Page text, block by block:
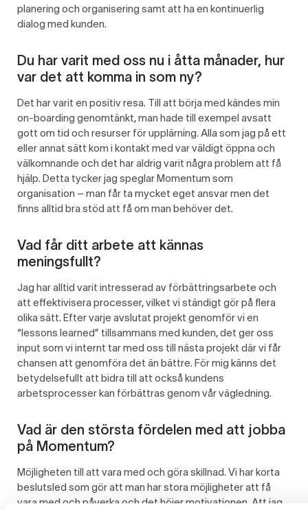
planering och organisering samt att ha en kontinuerlig
dialog med kunden.
Du har varit med oss nu i åtta månader, hur
var det att komma in som ny?
Det har varit en positiv resa. Till att börja med kändes min
on-boarding genomtänkt, man hade till exempel avsatt
gott om tid och resurser för upplärning. Alla som jag på ett
eller annat sätt kom i kontakt med var väldigt öppna och
välkomnande och det har aldrig varit några problem att få
hjälp. Detta tycker jag speglar Momentum som
organisation – man får ta mycket eget ansvar men det
finns alltid bra stöd att få om man behöver det.
Vad får ditt arbete att kännas
meningsfullt?
Jag har alltid varit intresserad av förbättringsarbete och
att effektivisera processer, vilket vi ständigt gör på flera
olika sätt. Efter varje avslutat projekt genomför vi en
“lessons learned” tillsammans med kunden, det ger oss
input som vi internt tar med oss till nästa projekt där vi får
chansen att genomföra det än bättre. För mig känns det
betydelsefullt att bidra till att också kundens
arbetsprocesser kan förbättras genom vår vägledning.
Vad är den största fördelen med att jobba
på Momentum?
Möjligheten till att vara med och göra skillnad. Vi har korta
beslutsled som gör att man har stora möjligheter att få
vara med och påverka och det höjer motivationen. Att jag